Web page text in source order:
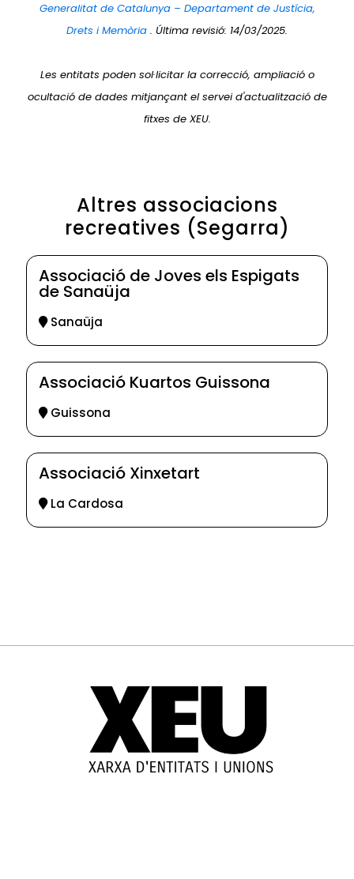
Generalitat de Catalunya – Departament de Justícia,
Drets i Memòria . Última revisió: 14/03/2025.
Les entitats poden sol·licitar la correcció, ampliació o
ocultació de dades mitjançant el servei d'actualització de
fitxes de XEU.
Altres associacions
recreatives (Segarra)
Associació de Joves els Espigats
de Sanaüja
Sanaüja
Associació Kuartos Guissona
Guissona
Associació Xinxetart
La Cardosa